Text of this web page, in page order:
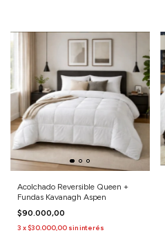
Acolchado Reversible Queen +
Fundas Kavanagh Aspen
$90.000,00
3 x$30.000,00 sin interés